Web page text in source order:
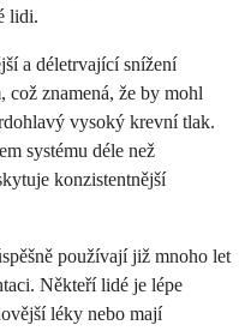
lidi.
a déletrvající snížení
což znamená, že by mohl
vysoký krevní tlak.
systému déle než
konzistentnější
používají již mnoho let
Někteří lidé je lépe
léky nebo mají